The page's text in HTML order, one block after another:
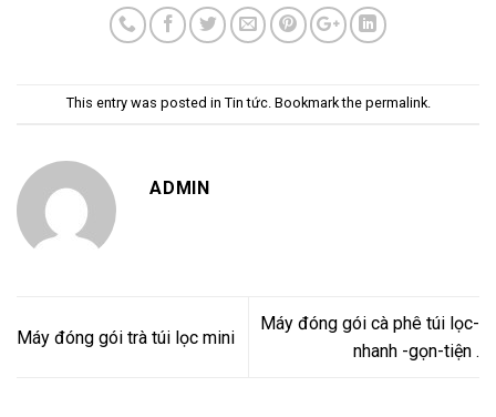
This entry was posted in Tin tức. Bookmark the permalink.
ADMIN
Máy đóng gói trà túi lọc mini
Máy đóng gói cà phê túi lọc-
nhanh -gọn-tiện .